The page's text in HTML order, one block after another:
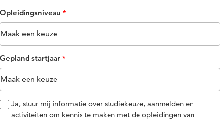
Opleidingsniveau​​
Gepland startjaar
Ja, stuur mij informatie over studiekeuze, aanmelden en
activiteiten om kennis te maken met de opleidingen van